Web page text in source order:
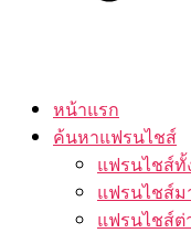
หน้าแรก
ค้นหาแฟรนไชส์
แฟรนไชส์
แฟรนไชส์ม
แฟรนไชส์ต่